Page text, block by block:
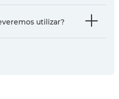
utilizar?